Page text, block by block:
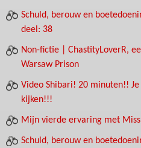
Schuld, berouw en
deel: 38
Non-fictie | ChastityLoverR,
Warsaw Prison
Video Shibari! 20 minuten!!
kijken!!!
Mijn vierde ervaring met
Schuld, berouw en